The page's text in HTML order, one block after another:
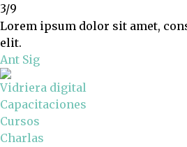
3/9
Lorem ipsum dolor sit amet,
elit.
Ant Sig
Vidriera digital
Capacitaciones
Cursos
Charlas